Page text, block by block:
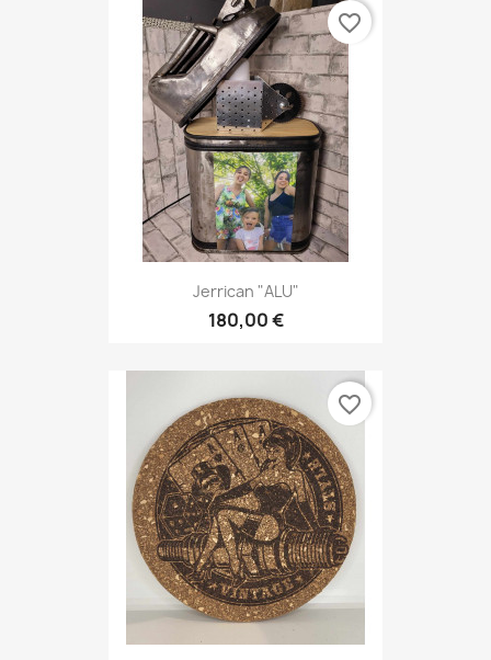
Jerrican "ALU"
180,00 €
favorite_border
favorite_border